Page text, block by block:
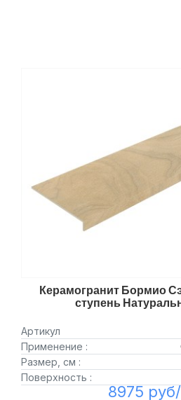
Керамогранит Бормио
ступень
Артикул
Применение :
Размер, см :
Поверхность :
8975